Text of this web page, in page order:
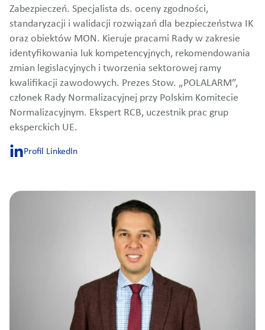
Zabezpieczeń. Specjalista ds. oceny zgodności,
standaryzacji i walidacji rozwiązań dla bezpieczeństwa IK
oraz obiektów MON. Kieruje pracami Rady w zakresie
identyfikowania luk kompetencyjnych, rekomendowania
zmian legislacyjnych i tworzenia sektorowej ramy
kwalifikacji zawodowych. Prezes Stow. „POLALARM”,
członek Rady Normalizacyjnej przy Polskim Komitecie
Normalizacyjnym. Ekspert RCB, uczestnik prac grup
eksperckich UE.
Profil LinkedIn